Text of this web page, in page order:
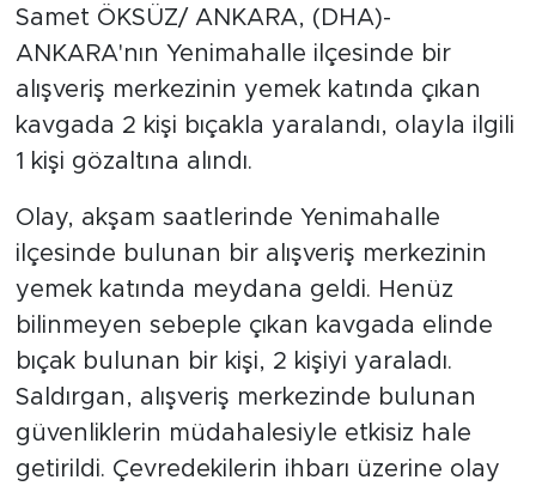
Samet ÖKSÜZ/ ANKARA, (DHA)-
ANKARA'nın Yenimahalle ilçesinde bir
alışveriş merkezinin yemek katında çıkan
kavgada 2 kişi bıçakla yaralandı, olayla ilgili
1 kişi gözaltına alındı.
Olay, akşam saatlerinde Yenimahalle
ilçesinde bulunan bir alışveriş merkezinin
yemek katında meydana geldi. Henüz
bilinmeyen sebeple çıkan kavgada elinde
bıçak bulunan bir kişi, 2 kişiyi yaraladı.
Saldırgan, alışveriş merkezinde bulunan
güvenliklerin müdahalesiyle etkisiz hale
getirildi. Çevredekilerin ihbarı üzerine olay